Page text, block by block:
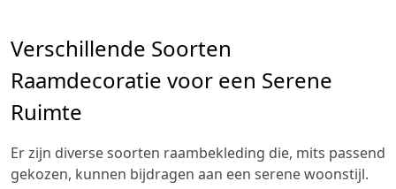
Verschillende Soorten
Raamdecoratie voor een Serene
Ruimte
Er zijn diverse soorten raambekleding die, mits passend
gekozen, kunnen bijdragen aan een serene woonstijl.